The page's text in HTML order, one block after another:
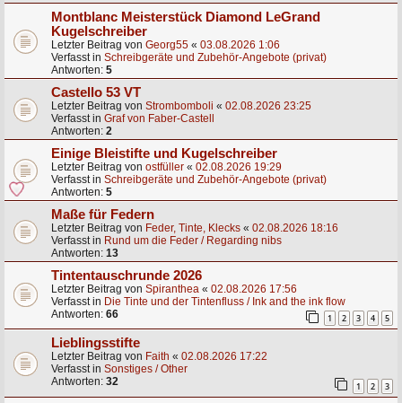
Montblanc Meisterstück Diamond LeGrand
Kugelschreiber
Letzter Beitrag von Georg55 « 03.08.2026 1:06
Verfasst in Schreibgeräte und Zubehör-Angebote (privat)
Antworten: 5
Castello 53 VT
Letzter Beitrag von Strombomboli « 02.08.2026 23:25
Verfasst in Graf von Faber-Castell
Antworten: 2
Einige Bleistifte und Kugelschreiber
Letzter Beitrag von ostfüller « 02.08.2026 19:29
Verfasst in Schreibgeräte und Zubehör-Angebote (privat)
Antworten: 5
Maße für Federn
Letzter Beitrag von Feder, Tinte, Klecks « 02.08.2026 18:16
Verfasst in Rund um die Feder / Regarding nibs
Antworten: 13
Tintentauschrunde 2026
Letzter Beitrag von Spiranthea « 02.08.2026 17:56
Verfasst in Die Tinte und der Tintenfluss / Ink and the ink flow
Antworten: 66 1 2 3 4 5
Lieblingsstifte
Letzter Beitrag von Faith « 02.08.2026 17:22
Verfasst in Sonstiges / Other
Antworten: 32 1 2 3